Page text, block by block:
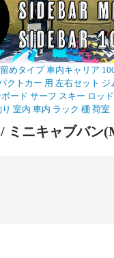
めタイプ 車内キャリア
クトカー 用 左右セット ジ
ード サーフ スキー ロッ
室内 車内 ラック 棚 荷室
/ ミニキャブバン